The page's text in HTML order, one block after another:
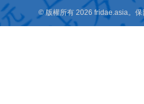
© 版權所有 2026 fridae.asia。